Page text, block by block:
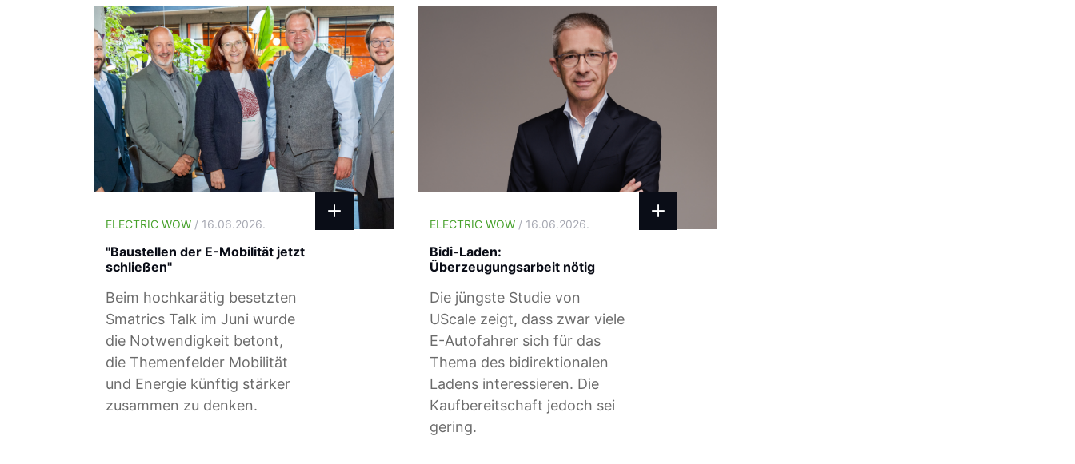
ELECTRIC WOW / 16.06.2026.
"Baustellen der E-Mobilität jetzt
schließen"
Beim hochkarätig besetzten
Smatrics Talk im Juni wurde
die Notwendigkeit betont,
die Themenfelder Mobilität
und Energie künftig stärker
zusammen zu denken.
ELECTRIC WOW/ 16.06.2026.
Bidi-Laden:
Überzeugungsarbeit nötig
Die jüngste Studie von
UScale zeigt, dass zwar viele
E-Autofahrer sich für das
Thema des bidirektionalen
Ladens interessieren. Die
Kaufbereitschaft jedoch sei
gering.